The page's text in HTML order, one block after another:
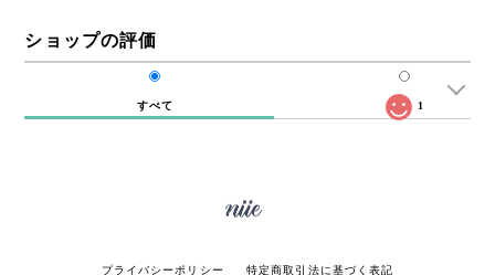
ショップの評価
すべて 1
プライバシーポリシー 特定商取引法に基づく表記